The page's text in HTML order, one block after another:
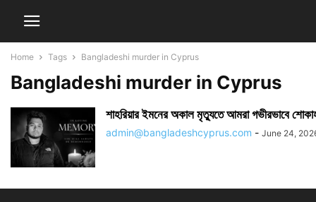
Home Tags Bangladeshi murder in Cyprus
Bangladeshi murder in Cyprus
শাহরিয়ার ইমনের অকাল মৃত্যুতে আমরা গভীরভাবে
admin@bangladeshcyprus.com - June 24,